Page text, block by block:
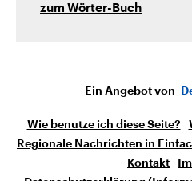
zum Wörter-Buch
Ein Angebot von
Wie benutze ich diese Seite?
Regionale Nachrichten in
Kontakt